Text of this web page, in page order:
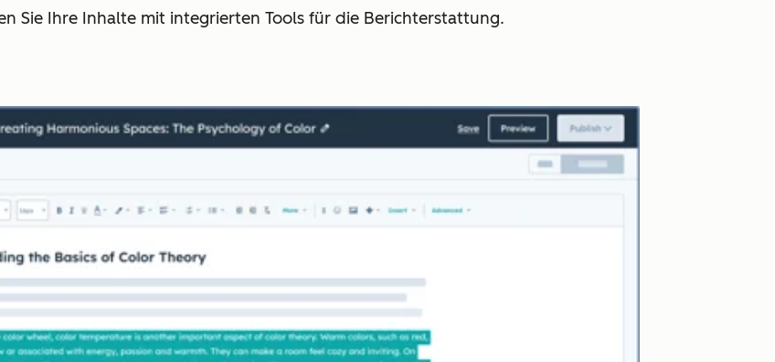
Sie Ihre Inhalte mit integrierten Tools für die Berichterstattung.